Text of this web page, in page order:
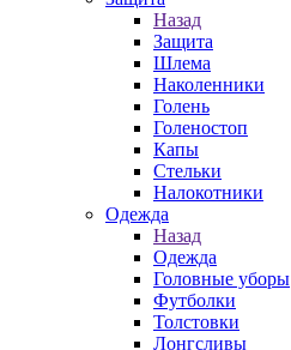
Назад
Защита
Шлема
Наколенники
Голень
Голеностоп
Капы
Стельки
Налокотники
Одежда
Назад
Одежда
Головные уборы
Футболки
Толстовки
Лонгсливы